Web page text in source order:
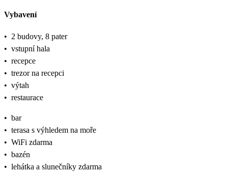
Vybavení
• 2 budovy, 8 pater
• vstupní hala
• recepce
• trezor na recepci
• výtah
• restaurace
• bar
• terasa s výhledem na moře
• WiFi zdarma
• bazén
• lehátka a slunečníky zdarma